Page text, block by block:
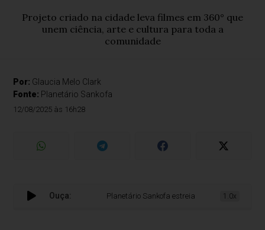
Projeto criado na cidade leva filmes em 360° que
unem ciência, arte e cultura para toda a
comunidade
Por: Glaucia Melo Clark
Fonte: Planetário Sankofa
12/08/2025 às 16h28
Ouça: Planetário Sankofa estreia em Sabará com
1.0x